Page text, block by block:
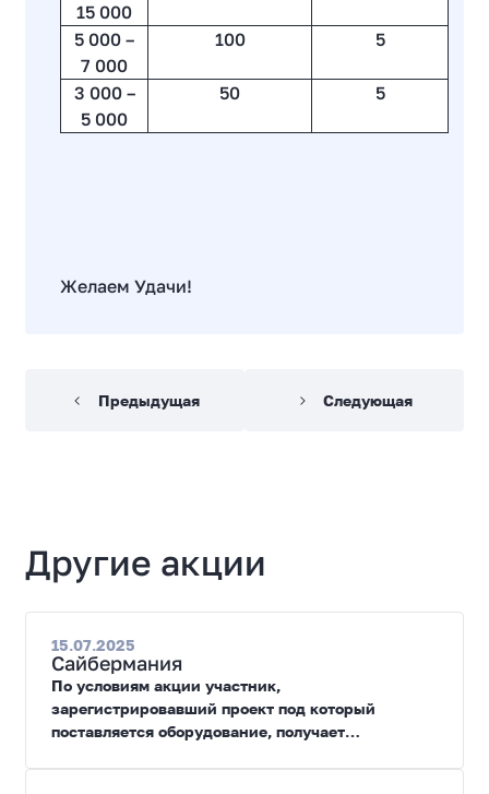
15 000
5 000 –
7 000
100 5
3 000 –
5 000
50 5
Желаем Удачи!
Предыдущая Следующая
Другие акции
15.07.2025
Сайбермания
По условиям акции участник,
зарегистрировавший проект под который
поставляется оборудование, получает